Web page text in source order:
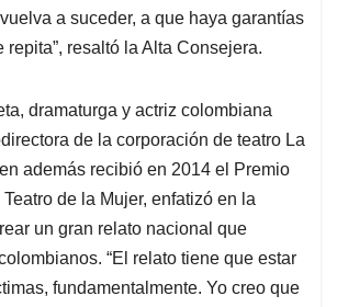
a suceder, a que haya garantías
repita”, resaltó la Alta Consejera.
dramaturga y actriz colombiana
de la corporación de teatro La
además recibió en 2014 el Premio
de la Mujer, enfatizó en la
un gran relato nacional que
“El relato tiene que estar
fundamentalmente. Yo creo que